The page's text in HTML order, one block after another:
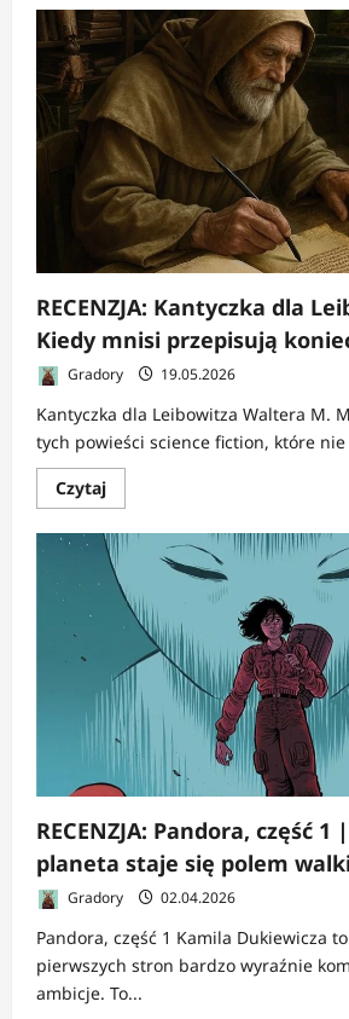
o
RECENZJA:
Rzadkie
smaki
|
Głód,
który
chce
zostać
zapamiętany
RECENZJA: Kantyczka dla
Kiedy mnisi przepisują
Gradory 19.05.2026
Kantyczka dla Leibowitza Waltera M.
tych powieści science fiction, które
CzytajDowiedz
się
o
RECENZJA:
Kantyczka
dla
Leibowitza
Kiedy
mnisi
przepisują
koniec
świata
RECENZJA: Pandora, część
planeta staje się polem walki
Gradory 02.04.2026
Pandora, część 1 Kamila Dukiewicza
pierwszych stron bardzo wyraźnie
ambicje. To...